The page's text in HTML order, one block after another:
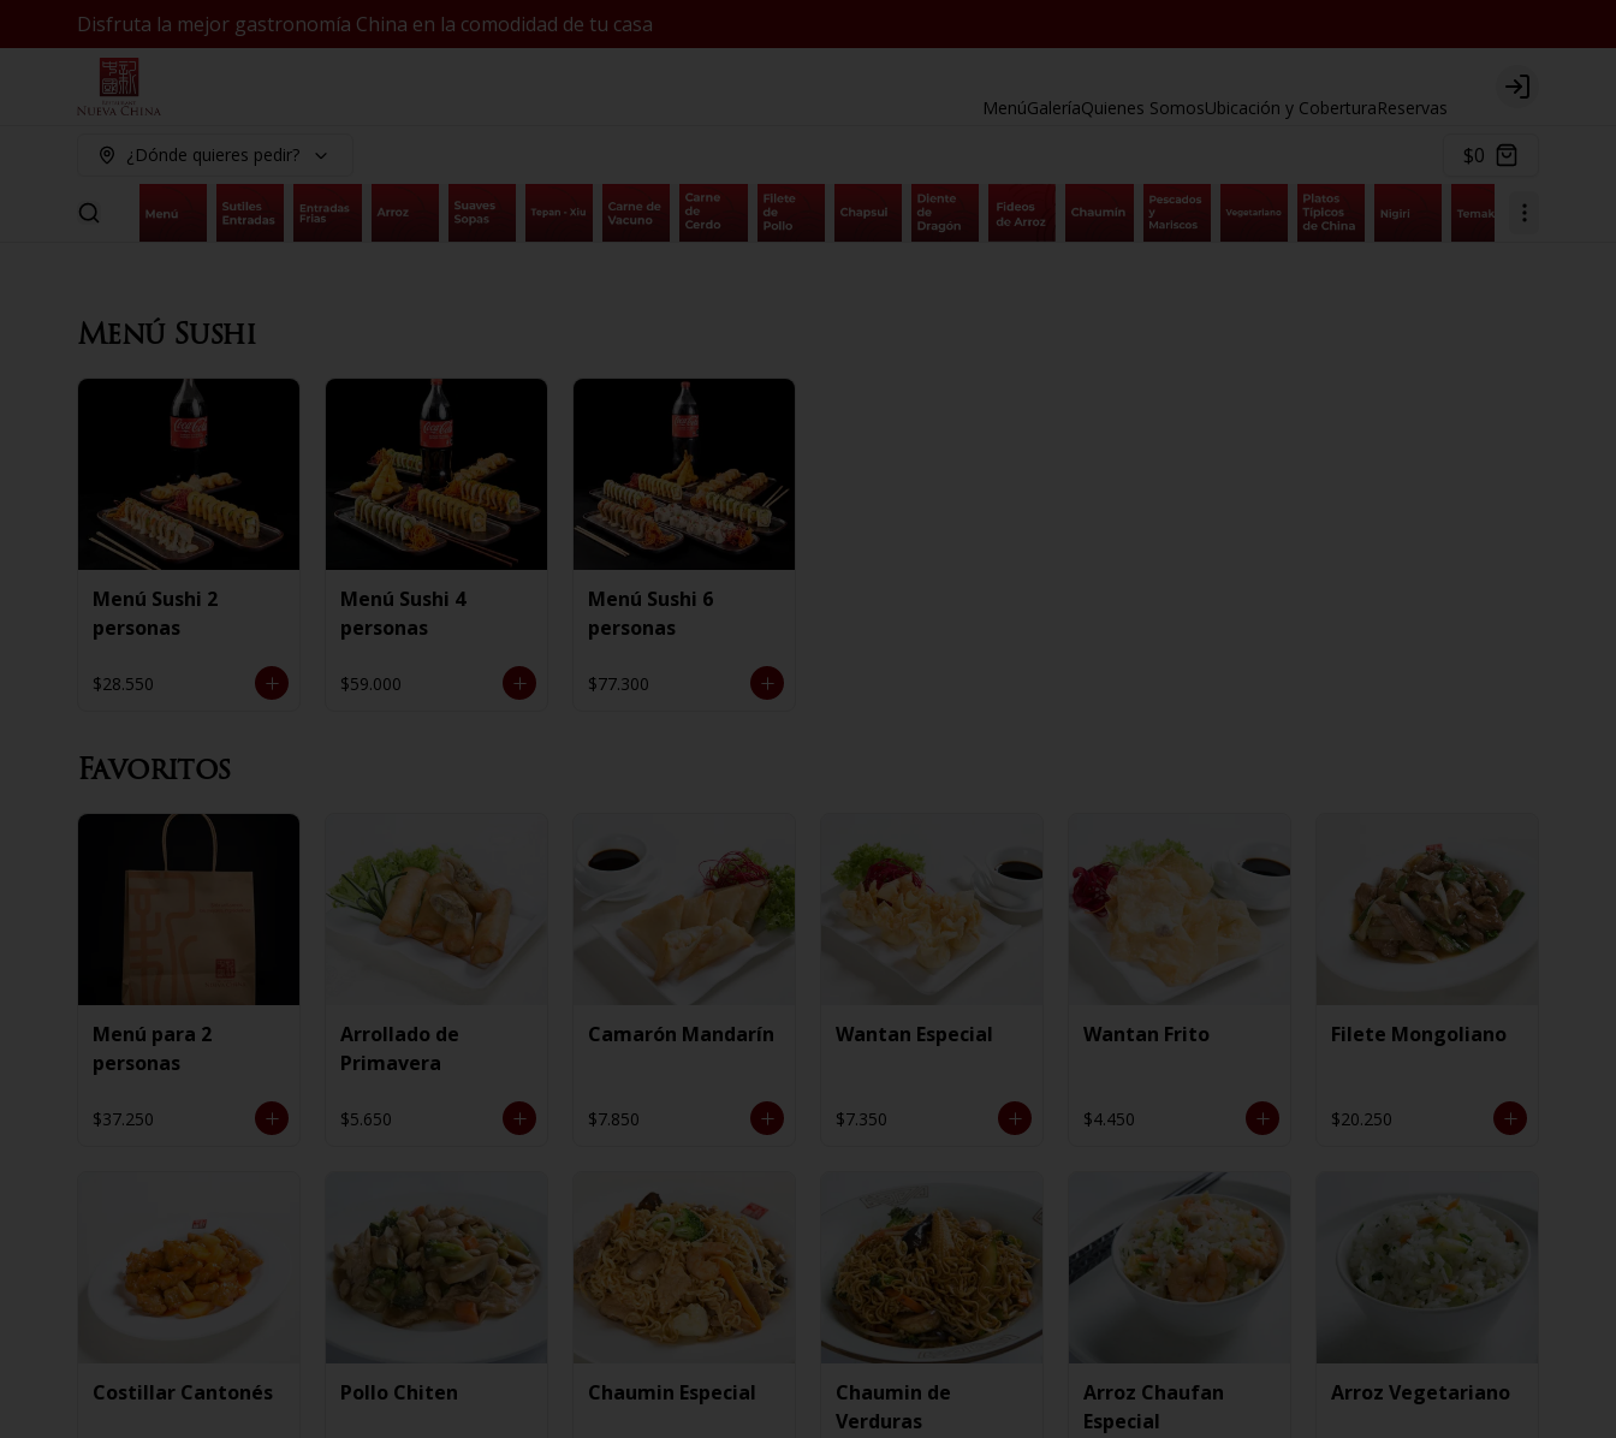
Disfruta la mejor gastronomía China en la comodidad de tu casa
MenúGaleríaQuienes SomosUbicación y CoberturaReservas Login
¿Dónde quieres pedir? $0
Menú Sushi
Menú Sushi 2
personas
$28.550
Menú Sushi 4
personas
$59.000
Menú Sushi 6
personas
$77.300
Favoritos
Menú para 2
personas
$37.250
Arrollado de
Primavera
$5.650
Camarón Mandarín
$7.850
Wantan Especial
$7.350
Wantan Frito
$4.450
Filete Mongoliano
$20.250
Costillar Cantonés Pollo Chiten Chaumin Especial
Chaumin de
Verduras
Arroz Chaufan
Especial
Arroz Vegetariano